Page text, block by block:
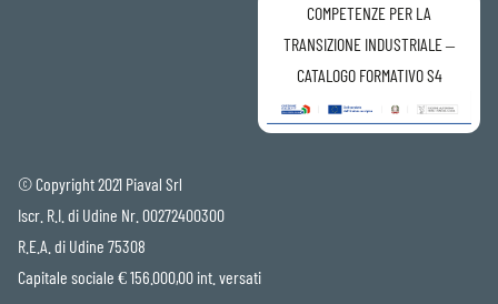
COMPETENZE PER LA
TRANSIZIONE INDUSTRIALE –
CATALOGO FORMATIVO S4
© Copyright 2021 Piaval Srl
Iscr. R.I. di Udine Nr. 00272400300
R.E.A. di Udine 75308
Capitale sociale € 156.000,00 int. versati